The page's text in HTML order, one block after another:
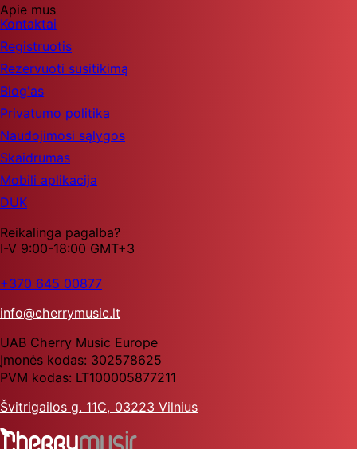
Apie mus
Kontaktai
Registruotis
Rezervuoti susitikimą
Blog'as
Privatumo politika
Naudojimosi sąlygos
Skaidrumas
Mobili aplikacija
DUK
Reikalinga pagalba?
I-V 9:00-18:00 GMT+3
+370 645 00877
info@cherrymusic.lt
UAB Cherry Music Europe
Įmonės kodas: 302578625
PVM kodas: LT100005877211
Švitrigailos g. 11C, 03223 Vilnius